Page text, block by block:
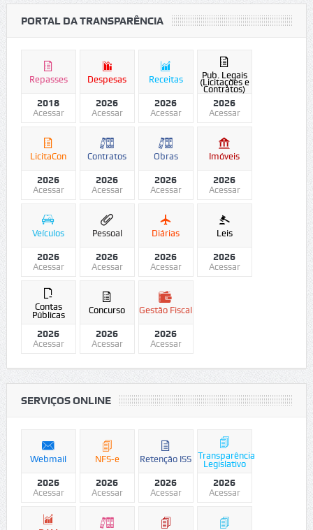
PORTAL DA TRANSPARÊNCIA
Repasses
2018
Acessar
Despesas
2026
Acessar
Receitas
2026
Acessar
Pub. Legais
(Licitações e
Contratos)
2026
Acessar
LicitaCon
2026
Acessar
Contratos
2026
Acessar
Obras
2026
Acessar
Imóveis
2026
Acessar
Veículos
2026
Acessar
Pessoal
2026
Acessar
Diárias
2026
Acessar
Leis
2026
Acessar
Contas
Públicas
2026
Acessar
Concurso
2026
Acessar
Gestão Fiscal
2026
Acessar
SERVIÇOS ONLINE
Webmail
2026
Acessar
NFS-e
2026
Acessar
Retenção ISS
2026
Acessar
Transparência
Legislativo
2026
Acessar